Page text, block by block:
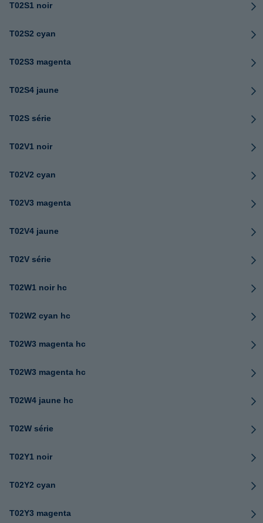
T02S1 noir
T02S2 cyan
T02S3 magenta
T02S4 jaune
T02S série
T02V1 noir
T02V2 cyan
T02V3 magenta
T02V4 jaune
T02V série
T02W1 noir hc
T02W2 cyan hc
T02W3 magenta hc
T02W3 magenta hc
T02W4 jaune hc
T02W série
T02Y1 noir
T02Y2 cyan
T02Y3 magenta